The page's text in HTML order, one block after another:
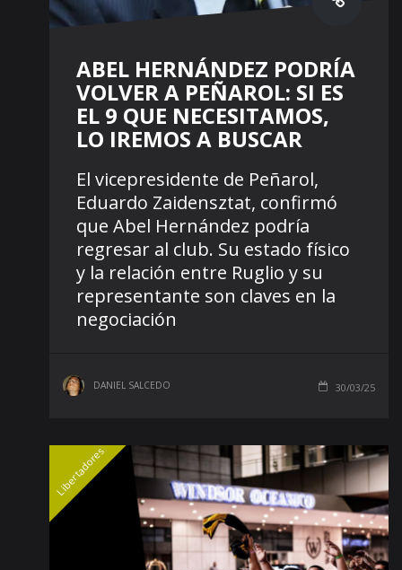
ABEL HERNÁNDEZ PODRÍA
VOLVER A PEÑAROL: SI ES
EL 9 QUE NECESITAMOS,
LO IREMOS A BUSCAR
El vicepresidente de Peñarol,
Eduardo Zaidensztat, confirmó
que Abel Hernández podría
regresar al club. Su estado físico
y la relación entre Ruglio y su
representante son claves en la
negociación
DANIEL SALCEDO 30/03/25
Libertadores